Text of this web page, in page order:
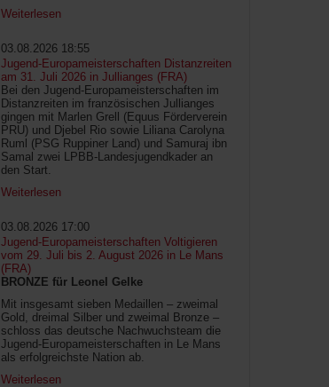
Weiterlesen
03.08.2026 18:55
Jugend-Europameisterschaften Distanzreiten
am 31. Juli 2026 in Jullianges (FRA)
Bei den Jugend-Europameisterschaften im
Distanzreiten im französischen Jullianges
gingen mit Marlen Grell (Equus Förderverein
PRU) und Djebel Rio sowie Liliana Carolyna
Ruml (PSG Ruppiner Land) und Samuraj ibn
Samal zwei LPBB-Landesjugendkader an
den Start.
Weiterlesen
03.08.2026 17:00
Jugend-Europameisterschaften Voltigieren
vom 29. Juli bis 2. August 2026 in Le Mans
(FRA)
BRONZE für Leonel Gelke
Mit insgesamt sieben Medaillen – zweimal
Gold, dreimal Silber und zweimal Bronze –
schloss das deutsche Nachwuchsteam die
Jugend-Europameisterschaften in Le Mans
als erfolgreichste Nation ab.
Weiterlesen